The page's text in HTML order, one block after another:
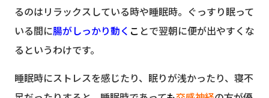
るのはリラックスしている時や睡眠時。ぐっすり眠って
いる間に腸がしっかり動く こ とで翌朝に便が出やすくな
るというわけです。
睡眠時にストレスを感じたり、眠りが浅かったり、寝不